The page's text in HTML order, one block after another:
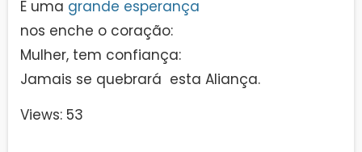
E uma grande esperança
nos enche o coração:
Mulher, tem confiança:
Jamais se quebrará esta Aliança.
Views: 53